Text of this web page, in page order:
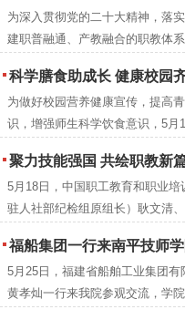
为深入贯彻党的二十大精神，落
建职普融通、产教融合的职教体
活动周“一技在手，一生无忧”主题
梦”分主题，福建建筑学校举办职
活动。
科学膳食助成长 健康校园齐守护 | 南平技师学
为做好校园营养健康宣传，提高
识，增强师生科学饮食意识，5月
会会长、注册营养师刘彦雯担任
聚力技能强国 共绘职教新篇 | 中国职工教育和职业培
5月18日，中国职工教育和职业
驻人社部纪检组原组长）耿文清
学院调研指导。南平市人民政府
强，市人力资源和社会保障局党
学院党委书记葛毅，院长吴瑞通等
福船集团一行来南平技师
5月25日，福建省船舶工业集团有
黄孝灿一行来我院参观交流，学